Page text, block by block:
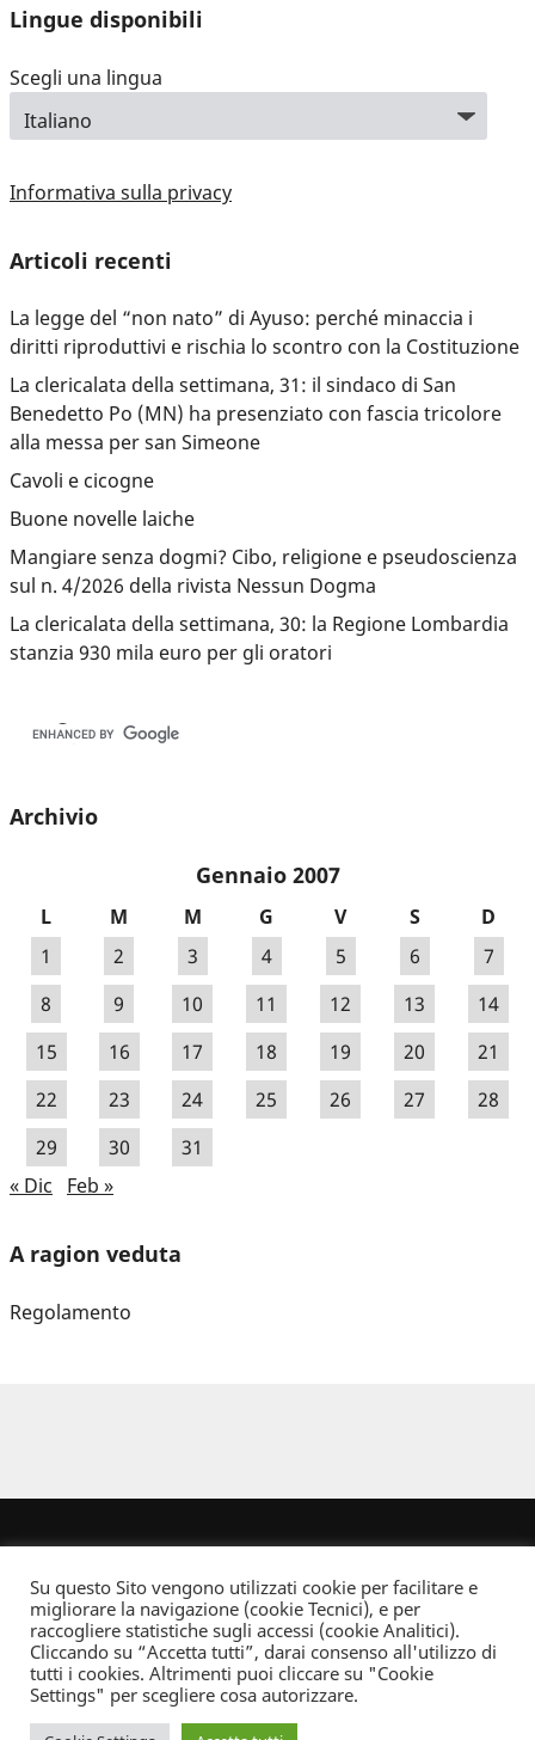
Lingue disponibili
Scegli una lingua
Informativa sulla privacy
Articoli recenti
La legge del “non nato” di Ayuso: perché minaccia i
diritti riproduttivi e rischia lo scontro con la Costituzione
La clericalata della settimana, 31: il sindaco di San
Benedetto Po (MN) ha presenziato con fascia tricolore
alla messa per san Simeone
Cavoli e cicogne
Buone novelle laiche
Mangiare senza dogmi? Cibo, religione e pseudoscienza
sul n. 4/2026 della rivista Nessun Dogma
La clericalata della settimana, 30: la Regione Lombardia
stanzia 930 mila euro per gli oratori
Archivio
Gennaio 2007
L M M G V S
D
1
2 3 4 5 6
7
8
9 10 11 12 13
14
15
16 17 18 19 20
21
22
23 24 25 26 27
28
29
30
31
« Dic
Feb »
A ragion veduta
Regolamento
Dove non indicato altrimenti quest’opera è distribuita con Licenza
Creative Commons Attribuzione - Non commerciale - Non opere derivate 2.5 Italia
Informativa sulla privacy
Su questo Sito vengono utilizzati cookie per facilitare e
migliorare la navigazione (cookie Tecnici), e per
raccogliere statistiche sugli accessi (cookie Analitici).
Cliccando su “Accetta tutti”, darai consenso all'utilizzo di
tutti i cookies. Altrimenti puoi cliccare su "Cookie
Settings" per scegliere cosa autorizzare.